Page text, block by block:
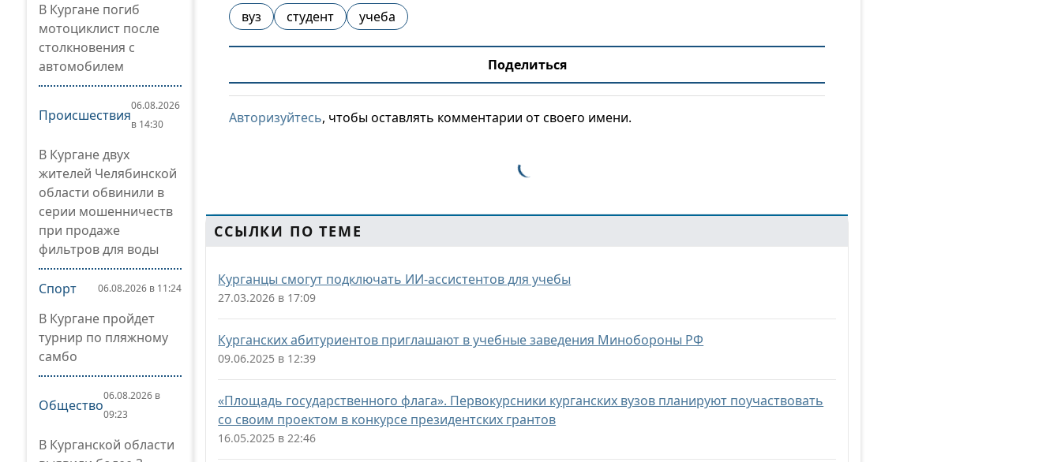
В Кургане погиб
мотоциклист после
столкновения с
автомобилем
Происшествия
06.08.2026
в 14:30
В Кургане двух
жителей Челябинской
области обвинили в
серии мошенничеств
при продаже
фильтров для воды
Спорт 06.08.2026 в 11:24
В Кургане пройдет
турнир по пляжному
самбо
Общество
06.08.2026 в
09:23
В Курганской области
вуз
студент учеба
Поделиться
Авторизуйтесь, чтобы оставлять комментарии от своего имени.
ССЫЛКИ ПО ТЕМЕ
Курганцы смогут подключать ИИ-ассистентов для учебы
27.03.2026 в 17:09
Курганских абитуриентов приглашают в учебные заведения Минобороны РФ
09.06.2025 в 12:39
«Площадь государственного флага». Первокурсники курганских вузов планируют поучаствовать
со своим проектом в конкурсе президентских грантов
16.05.2025 в 22:46